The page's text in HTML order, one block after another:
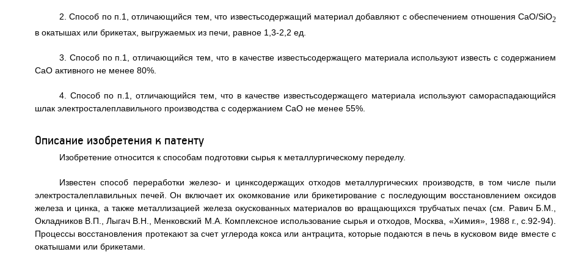
2. Способ по п.1, отличающийся тем, что известьсодержащий материал добавляют с обеспечением отношения CaO/SiO2
в окатышах или брикетах, выгружаемых из печи, равное 1,3-2,2 ед.
3. Способ по п.1, отличающийся тем, что в качестве известьсодержащего материала используют известь с содержанием
CaO активного не менее 80%.
4. Способ по п.1, отличающийся тем, что в качестве известьсодержащего материала используют самораспадающийся
шлак электросталеплавильного производства с содержанием CaO не менее 55%.
Описание изобретения к патенту
Изобретение относится к способам подготовки сырья к металлургическому переделу.
Известен способ переработки железо- и цинксодержащих отходов металлургических производств, в том числе пыли
электросталеплавильных печей. Он включает их окомкование или брикетирование с последующим восстановлением оксидов
железа и цинка, а также металлизацией железа окускованных материалов во вращающихся трубчатых печах (см. Равич Б.М.,
Окладников В.П., Лыгач В.Н., Менковский М.А. Комплексное использование сырья и отходов, Москва, «Химия», 1988 г., с.92-94).
Процессы восстановления протекают за счет углерода кокса или антрацита, которые подаются в печь в кусковом виде вместе с
окатышами или брикетами.